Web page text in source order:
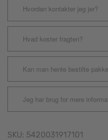
Hvordan kontakter jeg jer?
Hvad koster fragten?
Kan man hente bestilte
Jeg har brug for mere
SKU: 5420031917101